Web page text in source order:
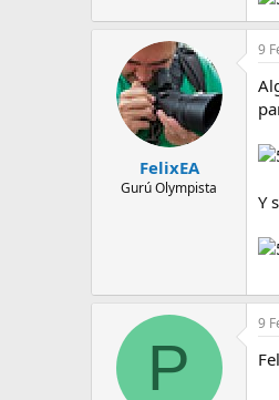
FelixEA
Gurú Olympista
9
Y
P
9